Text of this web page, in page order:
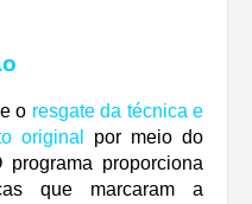
o resgate da técnica e
original
por meio do
programa proporciona
que marcaram a